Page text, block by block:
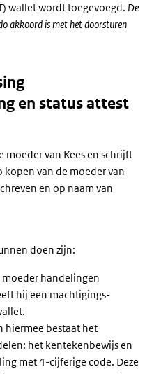
wallet wordt toegevoegd. De
akkoord is met het doorsturen
en status attest
moeder van Kees en schrijft
kopen van de moeder van
en op naam van
doen zijn:
moeder handelingen
hij een machtigings-
hiermee bestaat het
het kentekenbewijs en
met 4-cijferige code. Deze